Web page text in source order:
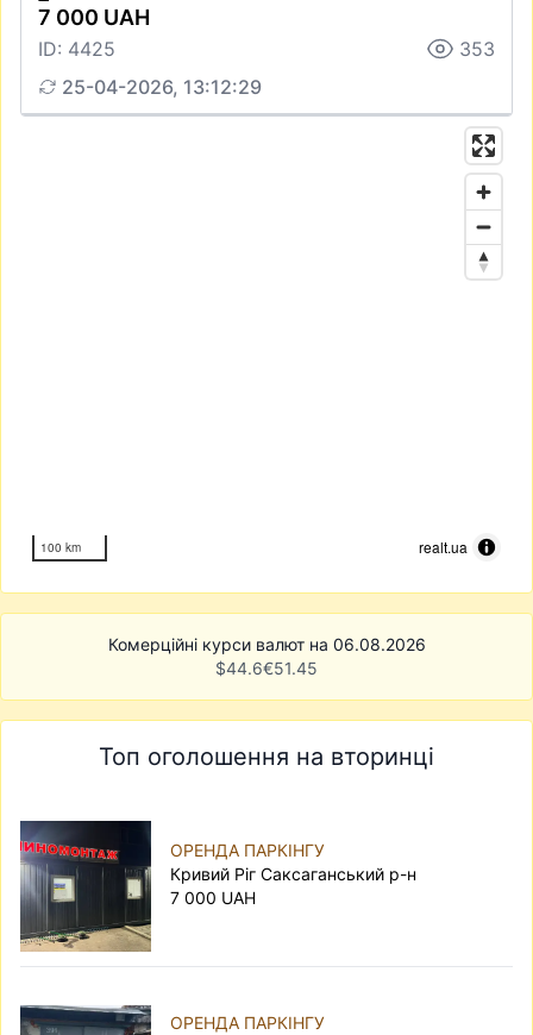
7 000 UAH
ID: 4425
353
25-04-2026, 13:12:29
100 km realt.ua
Комерційні курси валют на 06.08.2026
$44.6€51.45
Топ оголошення на вторинці
ОРЕНДА ПАРКІНГУ
Кривий Ріг Саксаганський р-н
7 000 UAH
ОРЕНДА ПАРКІНГУ